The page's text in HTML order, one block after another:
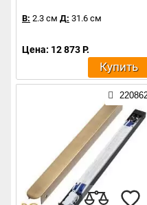
В: 2.3 см Д: 31.6 см
Цена: 12 873 Р.
Купить